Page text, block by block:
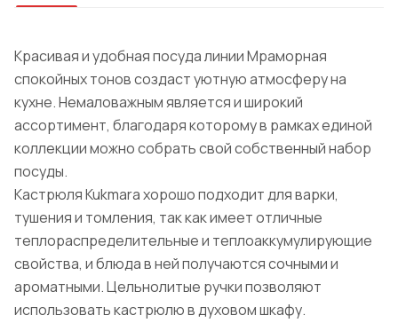
Красивая и удобная посуда линии Мраморная
спокойных тонов создаст уютную атмосферу на
кухне. Немаловажным является и широкий
ассортимент, благодаря которому в рамках единой
коллекции можно собрать свой собственный набор
посуды.
Кастрюля Kukmara хорошо подходит для варки,
тушения и томления, так как имеет отличные
теплораспределительные и теплоаккумулирующие
свойства, и блюда в ней получаются сочными и
ароматными. Цельнолитые ручки позволяют
использовать кастрюлю в духовом шкафу.